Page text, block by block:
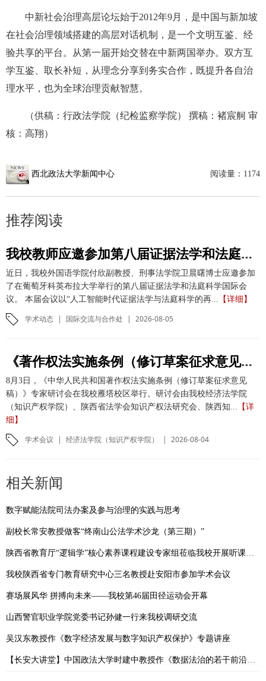
中新社会治理高层论坛始于2012年9月，是中国与新加坡
在社会治理领域搭建的高层对话机制，是一个文明互鉴、经
验共享的平台。从第一届开始交替在中新两国举办。双方互
学互鉴、取长补短，从理念分享到务实合作，既提升各自治
理水平，也为全球治理贡献智慧。
（供稿：行政法学院（纪检监察学院） 撰稿：褚宸舸 审
核：高翔）
西北政法大学新闻中心 阅读量： 1174
推荐阅读
我校教师应邀参加第八届证据法学和法庭科学国际会议并作学术报告
近日，我校外国语学院付欣副教授、刑事法学院卫晨曙博士应邀参加
了在葡萄牙科英布拉大学举行的第八届证据法学和法庭科学国际会
议。 本届会议以“人工智能时代证据法学与法庭科学的再... 【详细】
学术动态 | 国际交流与合作处 | 2026-08-05
《著作权法实施条例（修订草案征求意见稿）》专家研讨会在我校举办
8月3日，《中华人民共和国著作权法实施条例（修订草案征求意见
稿）》专家研讨会在我校雁塔校区举行。研讨会由我校经济法学院
（知识产权学院）、陕西省法学会知识产权法研究会、陕西知... 【详
细】
学术会议 | 经济法学院（知识产权学院） | 2026-08-04
相关新闻
数字赋能法院司法办案及参与治理的实践与思考
副校长常安教授做客“终南山公法学术沙龙（第三期）”
陕西省教育厅“逻辑学”核心素养课程建设专家组莅临我校开展听课指导
我校陕西省专门教育研究中心三名教授赴安阳市参加学术会议
赛场展风华 拼搏向未来——我校第46届田径运动会开幕
山西警官职业学院党委书记孙健一行来我校调研交流
吴汉东教授作《数字经济发展与数字知识产权保护》专题讲座
【长安大讲堂】中国政法大学时建中教授作《数据法治的若干前沿问题》专题讲座